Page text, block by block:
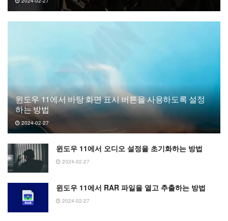
윈도우 11에서 바탕 화면 표시 버튼을 사용하도록 설정
하는 방법
2024-02-27
윈도우 11에서 오디오 설정을 초기화하는 방법
2024-02-27
윈도우 11에서 RAR 파일을 열고 추출하는 방법
2024-02-27